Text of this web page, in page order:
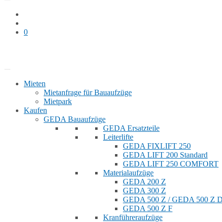
0
Mieten
Mietanfrage für Bauaufzüge
Mietpark
Kaufen
GEDA Bauaufzüge
GEDA Ersatzteile
Leiterlifte
GEDA FIXLIFT 250
GEDA LIFT 200 Standard
GEDA LIFT 250 COMFORT
Materialaufzüge
GEDA 200 Z
GEDA 300 Z
GEDA 500 Z / GEDA 500 Z
GEDA 500 Z F
Kranführeraufzüge